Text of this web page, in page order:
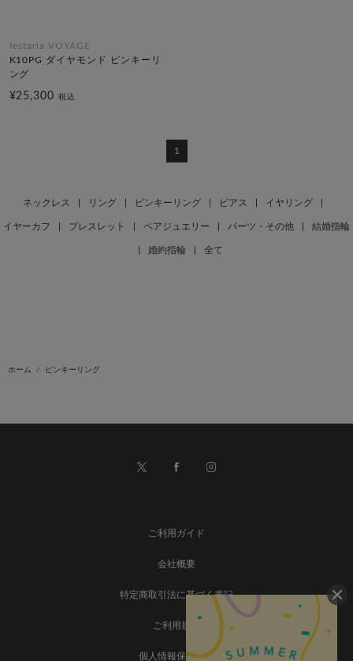
festaria VOYAGE
K10PG ダイヤモンド ピンキーリ
ング
¥25,300税込
1
ネックレス リング ピンキーリング ピアス イヤリング
イヤーカフ ブレスレット ペアジュエリー パーツ・その他 結婚指輪
婚約指輪 全て
ホーム ピンキーリング
ご利用ガイド
会社概要
特定商取引法に基づく表記
ご利用規約
個人情報保護方針